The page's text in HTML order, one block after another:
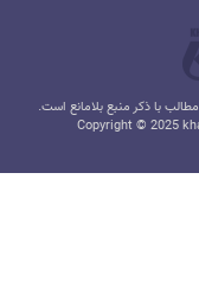
با ذکر منبع بلامانع است.
Copyright © 2025